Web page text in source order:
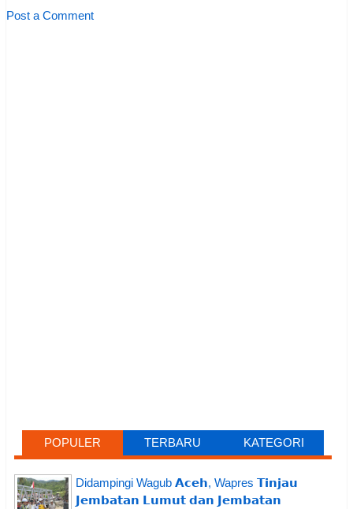
Post a Comment
POPULER TERBARU KATEGORI
Didampingi Wagub 𝗔𝗰𝗲𝗵, Wapres 𝗧𝗶𝗻𝗷𝗮𝘂
𝗝𝗲𝗺𝗯𝗮𝘁𝗮𝗻 𝗟𝘂𝗺𝘂𝘁 𝗱𝗮𝗻 𝗝𝗲𝗺𝗯𝗮𝘁𝗮𝗻